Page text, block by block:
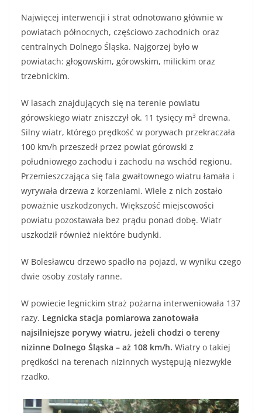
Najwięcej interwencji i strat odnotowano głównie w
powiatach północnych, częściowo zachodnich oraz
centralnych Dolnego Śląska. Najgorzej było w
powiatach: głogowskim, górowskim, milickim oraz
trzebnickim.
W lasach znajdujących się na terenie powiatu
górowskiego wiatr zniszczył ok. 11 tysięcy m3 drewna.
Silny wiatr, którego prędkość w porywach przekraczała
100 km/h przeszedł przez powiat górowski z
południowego zachodu i zachodu na wschód regionu.
Przemieszczająca się fala gwałtownego wiatru łamała i
wyrywała drzewa z korzeniami. Wiele z nich zostało
poważnie uszkodzonych. Większość miejscowości
powiatu pozostawała bez prądu ponad dobę. Wiatr
uszkodził również niektóre budynki.
W Bolesławcu drzewo spadło na pojazd, w wyniku czego
dwie osoby zostały ranne.
W powiecie legnickim straż pożarna interweniowała 137
razy. Legnicka stacja pomiarowa zanotowała
najsilniejsze porywy wiatru, jeżeli chodzi o tereny
nizinne Dolnego Śląska – aż 108 km/h. Wiatry o takiej
prędkości na terenach nizinnych występują niezwykle
rzadko.